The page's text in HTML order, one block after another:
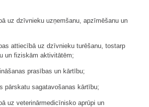
uz dzīvnieku uzņemšanu, apzīmēšanu un
attiecībā uz dzīvnieku turēšanu, tostarp
un fiziskām aktivitātēm;
prasības un kārtību;
pārskatu sagatavošanas kārtību;
uz veterinārmedicīnisko aprūpi un